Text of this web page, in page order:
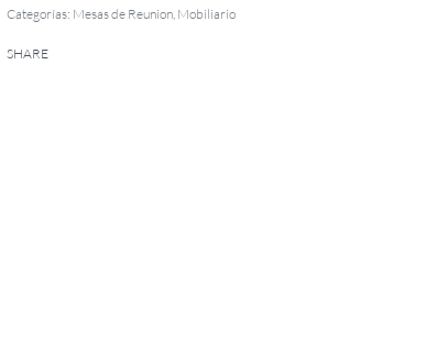
Categorías: Mesas de Reunion, Mobiliario
SHARE